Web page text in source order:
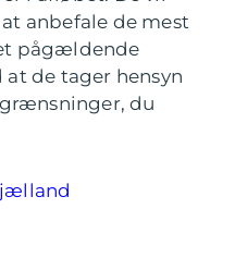
anbefale de mest
pågældende
de tager hensyn
du